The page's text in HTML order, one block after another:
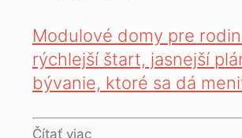
Modulové domy pre
rýchlejší štart, jasnejší
bývanie, ktoré sa dá
Čítať viac